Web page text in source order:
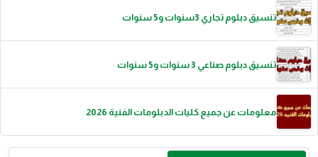
تنسيق دبلوم تجاري 3سنوات و5 سنوات
تنسيق دبلوم صناعي 3 سنوات و5 سنوات
معلومات عن جميع كليات الدبلومات الفنية 2026